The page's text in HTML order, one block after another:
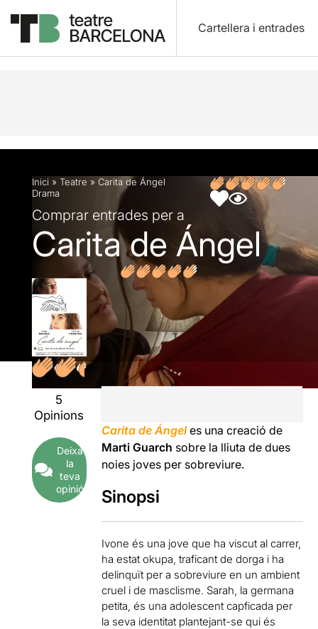
Cartellera i entrades
Descripció Fitxa artística Opinions
Inici » Teatre » Carita de Ángel
Drama
Comprar entrades per a
Carita de Ángel
5
Opinions
Deixa
la
teva
opinió
Carita de Ángeles una creació de
Marti Guarch sobre la lliuta de dues
noies joves per sobreviure.
Sinopsi
Ivone és una jove que ha viscut al carrer,
ha estat okupa, traficant de dorga i ha
delinquït per a sobreviure en un ambient
cruel i de masclisme. Sarah, la germana
petita, és una adolescent capficada per
la seva identitat plantejant-se qui és